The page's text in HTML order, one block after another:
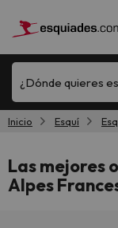
¿Dónde quieres
Inicio Esquí
Las mejores
Alpes